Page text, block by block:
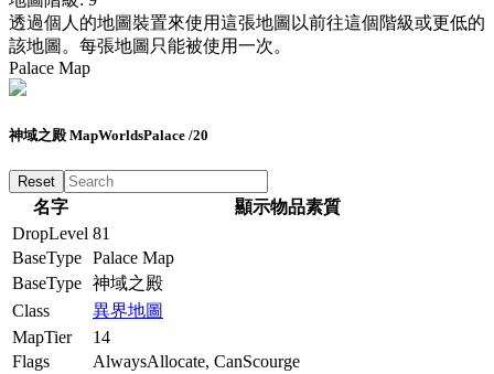
透過個人的地圖裝置來使用這張地圖以前往這個階級或更低的
該地圖。每張地圖只能被使用一次。
Palace Map
神域之殿 MapWorldsPalace /20
名字
顯示物品素質
DropLevel 81
BaseType Palace Map
BaseType 神域之殿
Class
異界地圖
MapTier
14
Flags
AlwaysAllocate, CanScourge